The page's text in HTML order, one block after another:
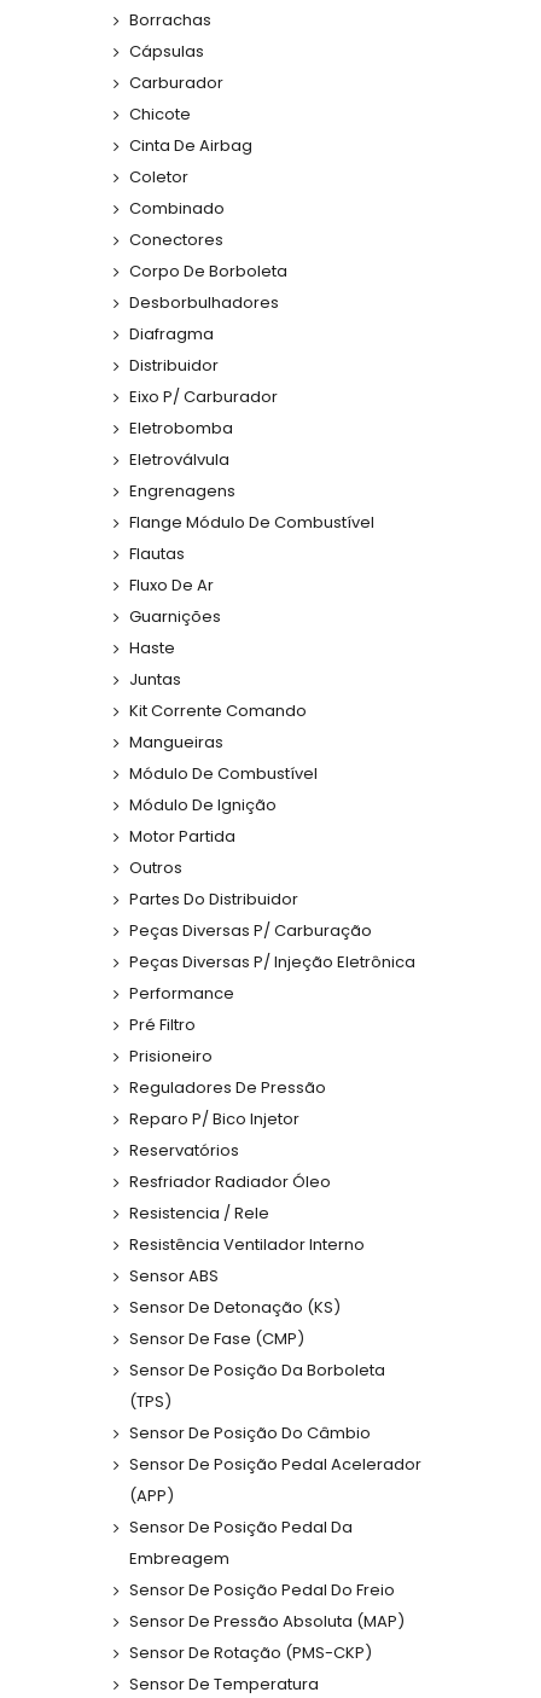
Borrachas
Cápsulas
Carburador
Chicote
Cinta De Airbag
Coletor
Combinado
Conectores
Corpo De Borboleta
Desborbulhadores
Diafragma
Distribuidor
Eixo P/ Carburador
Eletrobomba
Eletroválvula
Engrenagens
Flange Módulo De Combustível
Flautas
Fluxo De Ar
Guarnições
Haste
Juntas
Kit Corrente Comando
Mangueiras
Módulo De Combustível
Módulo De Ignição
Motor Partida
Outros
Partes Do Distribuidor
Peças Diversas P/ Carburação
Peças Diversas P/ Injeção Eletrônica
Performance
Pré Filtro
Prisioneiro
Reguladores De Pressão
Reparo P/ Bico Injetor
Reservatórios
Resfriador Radiador Óleo
Resistencia / Rele
Resistência Ventilador Interno
Sensor ABS
Sensor De Detonação (KS)
Sensor De Fase (CMP)
Sensor De Posição Da Borboleta
(TPS)
Sensor De Posição Do Câmbio
Sensor De Posição Pedal Acelerador
(APP)
Sensor De Posição Pedal Da
Embreagem
Sensor De Posição Pedal Do Freio
Sensor De Pressão Absoluta (MAP)
Sensor De Rotação (PMS-CKP)
Sensor De Temperatura